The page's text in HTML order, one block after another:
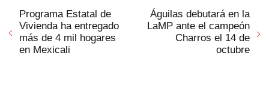
Programa Estatal de
Vivienda ha entregado
más de 4 mil hogares
en Mexicali
Águilas debutará en la
LaMP ante el campeón
Charros el 14 de
octubre